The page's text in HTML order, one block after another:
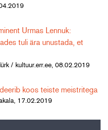
Urmas Lennuk:
tuli ära unustada, et
/ kultuur.err.ee, 08.02.2019
koos teiste meistritega
17.02.2019